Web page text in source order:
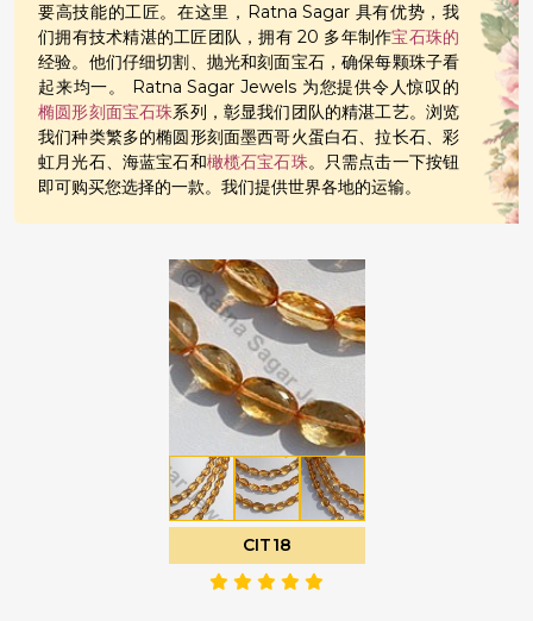
要高技能的工匠。在这里，Ratna Sagar 具有优势，我
们拥有技术精湛的工匠团队，拥有 20 多年制作宝石珠的
经验。他们仔细切割、抛光和刻面宝石，确保每颗珠子看
起来均一。 Ratna Sagar Jewels 为您提供令人惊叹的
椭圆形刻面宝石珠系列，彰显我们团队的精湛工艺。浏览
我们种类繁多的椭圆形刻面墨西哥火蛋白石、拉长石、彩
虹月光石、海蓝宝石和橄榄石宝石珠。只需点击一下按钮
即可购买您选择的一款。我们提供世界各地的运输。
CIT18